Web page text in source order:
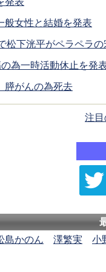
般女性と結婚を発表
松下洸平がペラペラの
為一時活動休止を発
膵がんの為死去
注目
島かのん 澤繁実 小